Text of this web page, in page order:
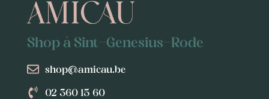
Shop à Sint-Genesius-Rode
shop@amicau.be
02 360 15 60